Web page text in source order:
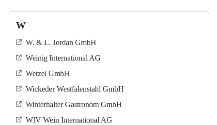
W
W. & L. Jordan GmbH
Weinig International AG
Wetzel GmbH
Wickeder Westfalenstahl GmbH
Winterhalter Gastronom GmbH
WIV Wein International AG